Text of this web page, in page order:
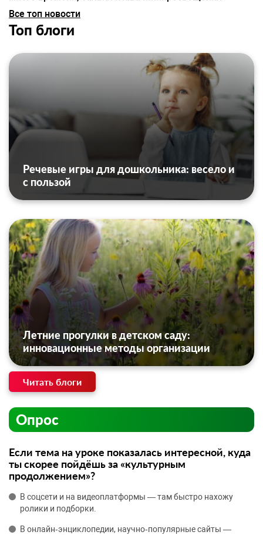
Все топ новости
Топ блоги
Речевые игры для дошкольника: весело и
с пользой
Летние прогулки в детском саду:
инновационные методы организации
Читать блоги
Опрос
Если тема на уроке показалась интересной, куда
ты скорее пойдёшь за «культурным
продолжением»?
В соцсети и на видеоплатформы — там быстро нахожу
ролики и подборки.
В онлайн‑энциклопедии, научно‑популярные сайты —